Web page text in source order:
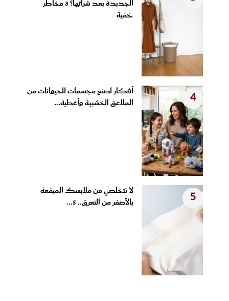
الجديدة بعد شرائها؟ 3 مخاطر
خفية
4
أفكار لصنع مجسمات للحيوانات من
الملاعق الخشبية وأغطية...
5
لا تتخلصي من ملابسك المبقعة
بالأصفر من التعرق.. 5...